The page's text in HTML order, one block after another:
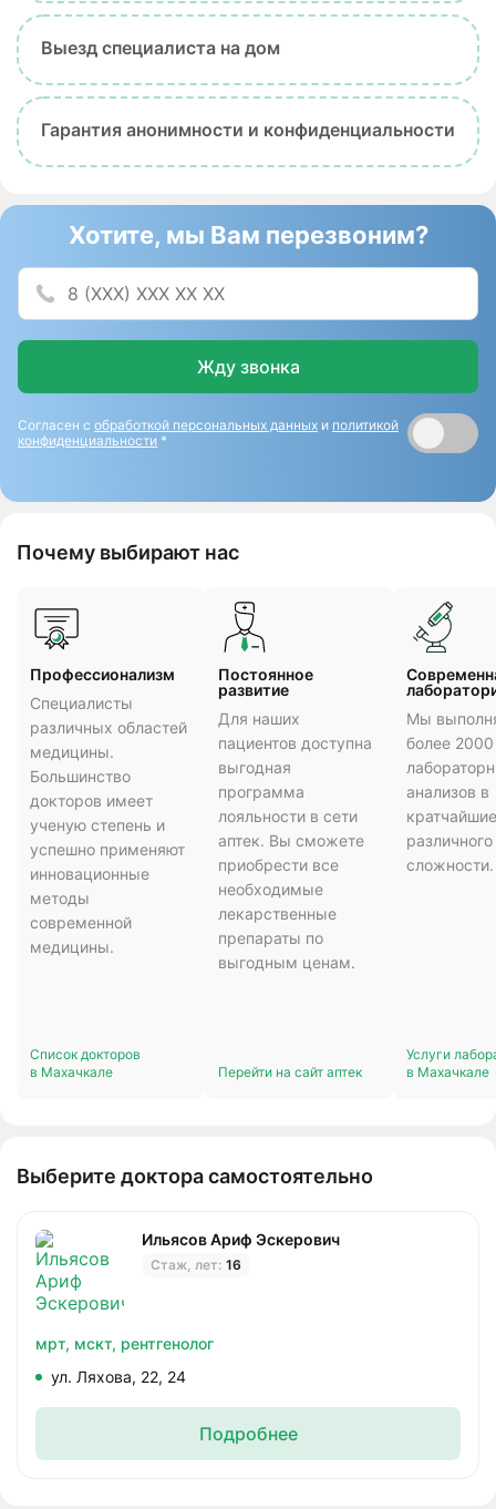
Выезд специалиста на дом
Гарантия анонимности и конфиденциальности
Хотите, мы Вам перезвоним?
Жду звонка
Согласен с обработкой персональных данных и политикой
конфиденциальности *
Почему выбирают нас
Профессионализм
Специалисты
различных областей
медицины.
Большинство
докторов имеет
ученую степень и
успешно применяют
инновационные
методы
современной
медицины.
Список докторов
в Махачкале
Постоянное
развитие
Для наших
пациентов доступна
выгодная
программа
лояльности в сети
аптек. Вы сможете
приобрести все
необходимые
лекарственные
препараты по
выгодным ценам.
Перейти на сайт аптек
Мы
более
анализов в
сложности.
Услуги
в Махачкале
Выберите доктора самостоятельно
Ильясов Ариф Эскерович
Стаж, лет: 16
мрт, мскт, рентгенолог
ул. Ляхова, 22, 24
Подробнее